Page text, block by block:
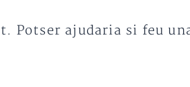
Potser ajudaria si feu